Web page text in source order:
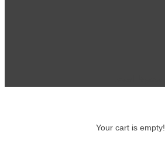
Your cart is empty!